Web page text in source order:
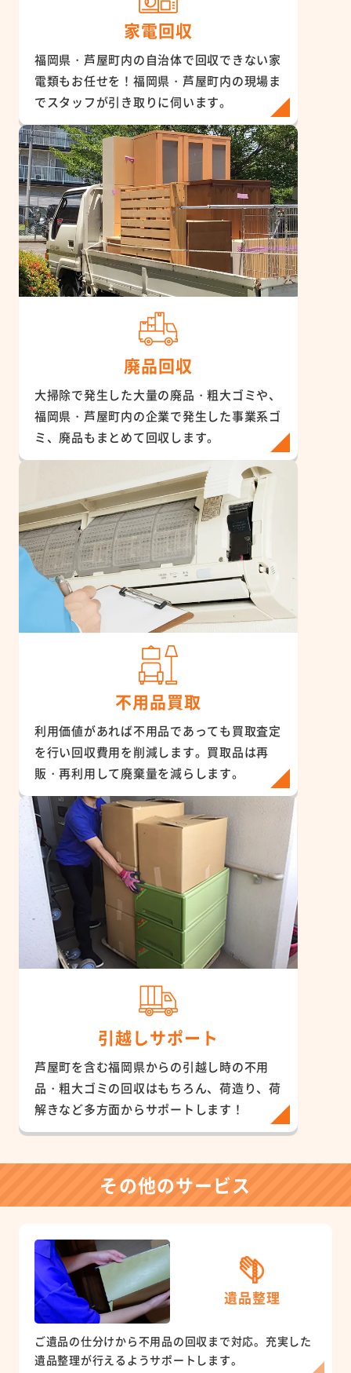
家電回収
福岡県・芦屋町内の自治体で回収できない家
電類もお任せを！福岡県・芦屋町内の現場ま
でスタッフが引き取りに伺います。
廃品回収
大掃除で発生した大量の廃品・粗大ゴミや、
福岡県・芦屋町内の企業で発生した事業系ゴ
ミ、廃品もまとめて回収します。
不用品買取
利用価値があれば不用品であっても買取査定
を行い回収費用を削減します。買取品は再
販・再利用して廃棄量を減らします。
引越しサポート
芦屋町を含む福岡県からの引越し時の不用
品・粗大ゴミの回収はもちろん、荷造り、荷
解きなど多方面からサポートします！
その他のサービス
遺品整理
ご遺品の仕分けから不用品の回収まで対応。充実した
遺品整理が行えるようサポートします。